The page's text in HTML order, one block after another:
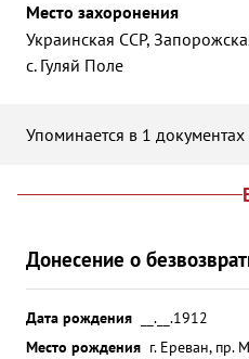
Место захоронения
Украинская ССР,
с. Гуляй Поле
Упоминается в 1 документах
Донесение о
Дата рождения
__.__.1912
Место рождения г. Ереван, пр.